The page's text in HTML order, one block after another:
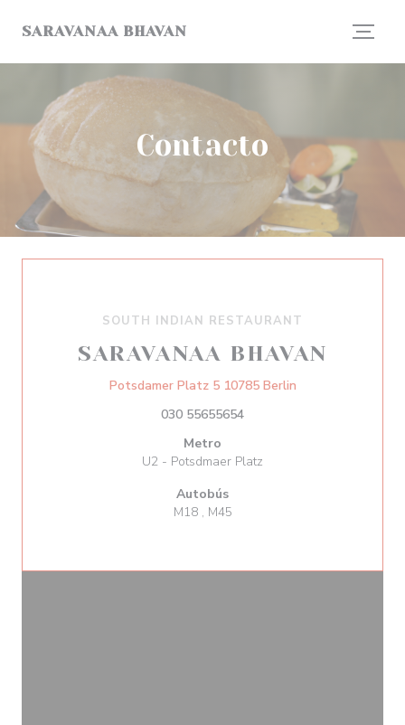
SARAVANAA BHAVAN
Contacto
SOUTH INDIAN RESTAURANT
SARAVANAA BHAVAN
Potsdamer Platz 5 10785 Berlin((abre en una
030 55655654
Metro
U2 - Potsdmaer Platz
Autobús
M18 , M45